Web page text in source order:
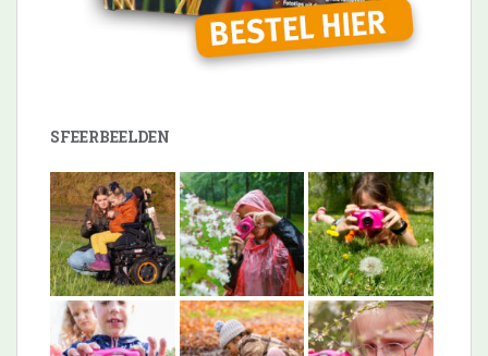
SFEERBEELDEN